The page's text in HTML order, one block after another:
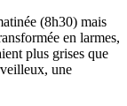
(8h30) mais
en larmes,
plus grises que
une